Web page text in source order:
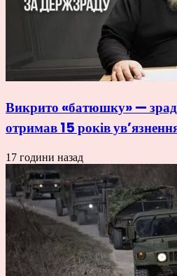
Викрито «батюшку» —
отримав 15 років
17 години назад